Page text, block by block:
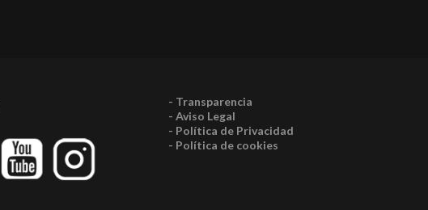
- Transparencia
- Aviso Legal
- Política de Privacidad
- Política de cookies